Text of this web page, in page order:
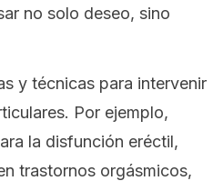
no solo deseo, sino
y técnicas para intervenir
Por ejemplo,
la disfunción eréctil,
trastornos orgásmicos,